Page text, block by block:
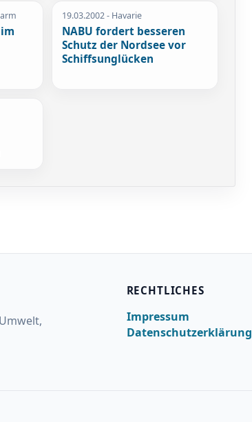
19.03.2002- Havarie
NABU fordert besseren
Schutz der Nordsee vor
Schiffsunglücken
RECHTLICHES
Impressum
Datenschutzerklärung